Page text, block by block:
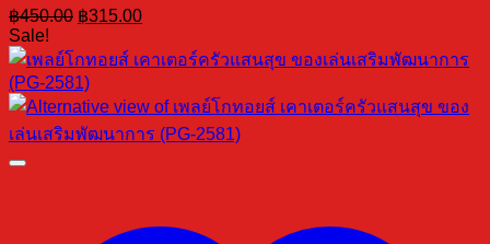
฿450.00 Original
was:
฿450.00.
฿315.00Current
is:
฿315.00.
Sale!